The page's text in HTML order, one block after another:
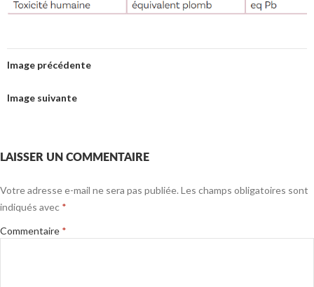
Image précédente
Image suivante
LAISSER UN COMMENTAIRE
Votre adresse e-mail ne sera pas publiée. Les champs obligatoires sont
indiqués avec *
Commentaire *